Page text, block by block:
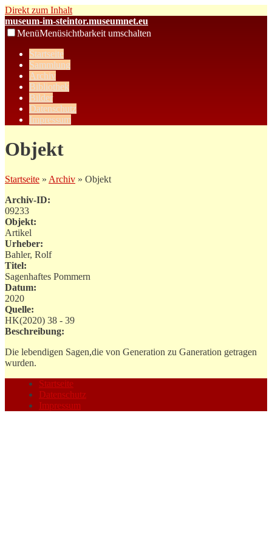
Direkt zum Inhalt
museum-im-steintor.museumnet.eu
MenüMenüsichtbarkeit umschalten
Startseite
Sammlung
Archiv
Bibliothek
Bilder
Datenschutz
Impressum
Objekt
Startseite » Archiv » Objekt
Archiv-ID:
09233
Objekt:
Artikel
Urheber:
Bahler, Rolf
Titel:
Sagenhaftes Pommern
Datum:
2020
Quelle:
HK(2020) 38 - 39
Beschreibung:
Die lebendigen Sagen,die von Generation zu Ganeration getragen
wurden.
Startseite
Datenschutz
Impressum